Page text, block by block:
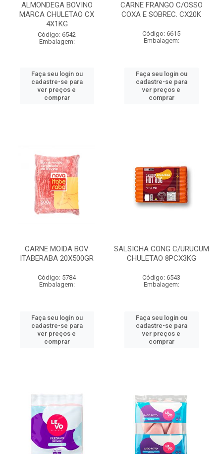
ALMONDEGA BOVINO
MARCA CHULETAO CX
4X1KG
Código: 6542
Embalagem:
Faça seu login ou
cadastre-se para
ver preços e
comprar
CARNE FRANGO C/OSSO
COXA E SOBREC. CX20K
Código: 6615
Embalagem:
Faça seu login ou
cadastre-se para
ver preços e
comprar
CARNE MOIDA BOV
ITABERABA 20X500GR
Código: 5784
Embalagem:
Faça seu login ou
cadastre-se para
ver preços e
comprar
SALSICHA CONG C/URUCUM
CHULETAO 8PCX3KG
Código: 6543
Embalagem:
Faça seu login ou
cadastre-se para
ver preços e
comprar